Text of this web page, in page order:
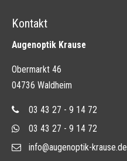
Kontakt
Augenoptik Krause
Obermarkt 46
04736 Waldheim
03 43 27 - 9 14 72
03 43 27 - 9 14 72
info@augenoptik-krause.de